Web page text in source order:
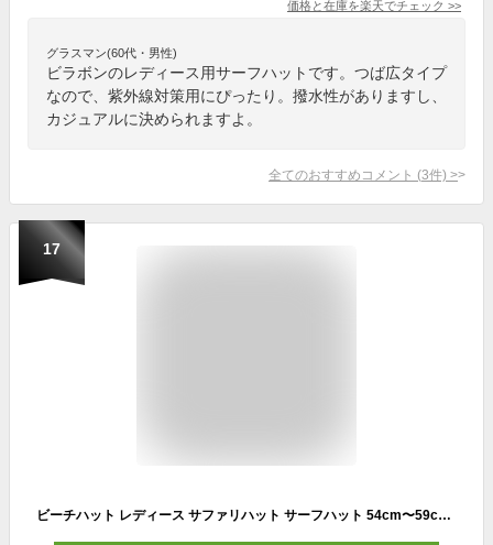
価格と在庫を楽天でチェック >>
グラスマン(60代・男性)
ビラボンのレディース用サーフハットです。つば広タイプ
なので、紫外線対策用にぴったり。撥水性がありますし、
カジュアルに決められますよ。
全てのおすすめコメント (3件) >
17
ビーチハット レディース サファリハット サーフハット 54cm〜59cm UV対策 FELLOW 海 帽子 マリンハット アドベンチャーハット サーフィン SUP 海水浴 紫外線対策